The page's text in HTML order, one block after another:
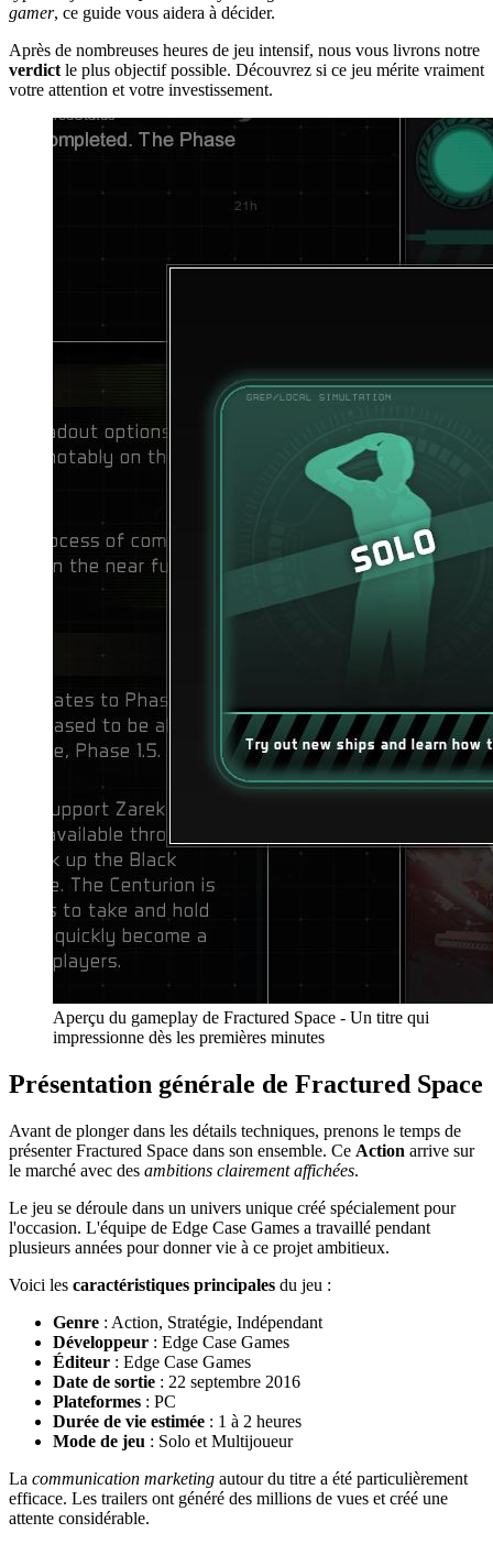
gamer, ce guide vous aidera à décider.
Après de nombreuses heures de jeu intensif, nous vous livrons notre
verdict le plus objectif possible. Découvrez si ce jeu mérite vraiment
votre attention et votre investissement.
Aperçu du gameplay de Fractured Space - Un titre qui
impressionne dès les premières minutes
Présentation générale de Fractured Space
Avant de plonger dans les détails techniques, prenons le temps de
présenter Fractured Space dans son ensemble. Ce Action arrive sur
le marché avec des ambitions clairement affichées.
Le jeu se déroule dans un univers unique créé spécialement pour
l'occasion. L'équipe de Edge Case Games a travaillé pendant
plusieurs années pour donner vie à ce projet ambitieux.
Voici les caractéristiques principales du jeu :
Genre : Action, Stratégie, Indépendant
Développeur : Edge Case Games
Éditeur : Edge Case Games
Date de sortie : 22 septembre 2016
Plateformes : PC
Durée de vie estimée : 1 à 2 heures
Mode de jeu : Solo et Multijoueur
La communication marketing autour du titre a été particulièrement
efficace. Les trailers ont généré des millions de vues et créé une
attente considérable.